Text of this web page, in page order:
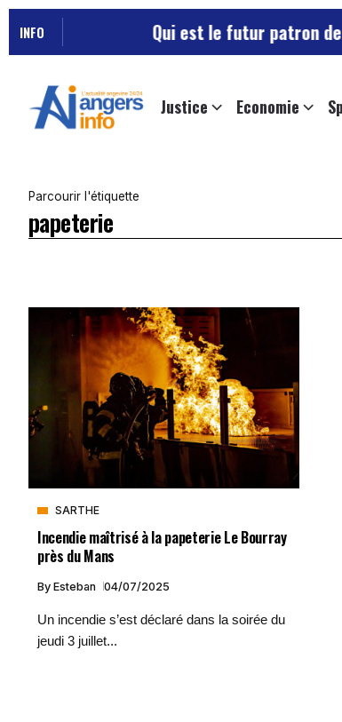
INFO Qui est le futur patron des
Justice Economie
Parcourir l'étiquette
papeterie
SARTHE
Incendie maîtrisé à la papeterie Le Bourray
près du Mans
By Esteban 04/07/2025
Un incendie s’est déclaré dans la soirée du
jeudi 3 juillet...